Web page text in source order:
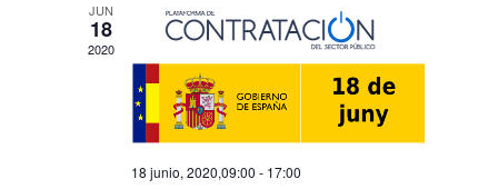
JUN
18
2020
18 junio, 2020,09:00 - 17:00